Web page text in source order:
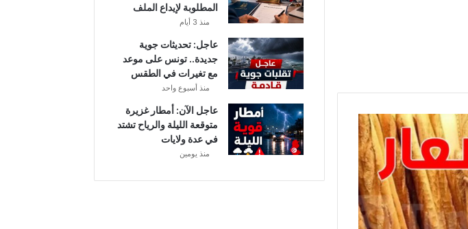
المطلوبة لإيداع الملف
منذ 3 أيام
عاجل: تحديثات جوية
جديدة.. تونس على موعد
مع تغيرات في الطقس
منذ أسبوع واحد
عاجل الآن: أمطار غزيرة
متوقعة الليلة والرياح تشتد
في عدة ولايات
منذ يومين